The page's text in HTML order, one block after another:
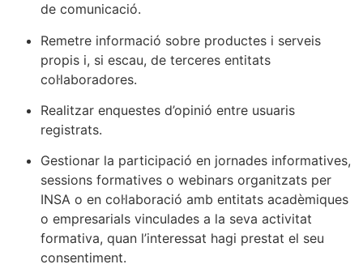
de comunicació.
Remetre informació sobre productes i serveis
propis i, si escau, de terceres entitats
col·laboradores.
Realitzar enquestes d’opinió entre usuaris
registrats.
Gestionar la participació en jornades informatives,
sessions formatives o webinars organitzats per
INSA o en col·laboració amb entitats acadèmiques
o empresarials vinculades a la seva activitat
formativa, quan l’interessat hagi prestat el seu
consentiment.